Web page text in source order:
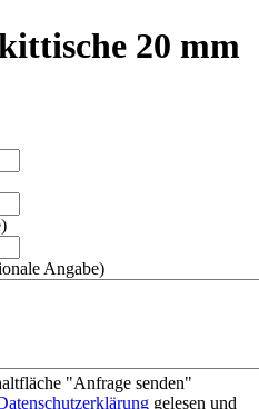
20 mm
Angabe)
"Anfrage senden"
gelesen und